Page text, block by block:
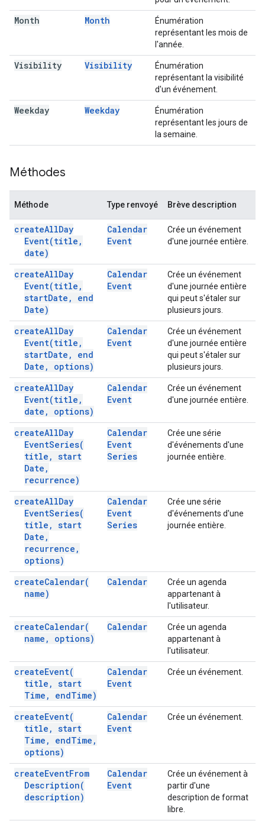
Month Month
Énumération
représentant les mois de
l'année.
Visibility Visibility
Énumération
représentant la visibilité
d'un événement.
Weekday Weekday
Énumération
représentant les jours de
la semaine.
Méthodes
Méthode Type renvoyé Brève description
createAllDay
Event(title ,
date)
Calendar
Event
Crée un événement
d'une journée entière.
createAllDay
Event(title ,
startDate ,
end
Date)
Calendar
Event
Crée un événement
d'une journée entière
qui peut s'étaler sur
plusieurs jours.
createAllDay
Event(title ,
startDate ,
end
Date , options)
Calendar
Event
Crée un événement
d'une journée entière
qui peut s'étaler sur
plusieurs jours.
createAllDay
Event(title ,
date , options)
Calendar
Event
Crée un événement
d'une journée entière.
createAllDay
EventSeries(
title , start
Date ,
recurrence)
Calendar
Event
Series
Crée une série
d'événements d'une
journée entière.
createAllDay
EventSeries(
title , start
Date ,
recurrence ,
options)
Calendar
Event
Series
Crée une série
d'événements d'une
journée entière.
createCalendar(
name)
Calendar
Crée un agenda
appartenant à
l'utilisateur.
createCalendar(
name , options)
Calendar
Crée un agenda
appartenant à
l'utilisateur.
createEvent(
title , start
Time , endTime)
Calendar
Event
Crée un événement.
createEvent(
title , start
Time , endTime ,
options)
Calendar
Event
Crée un événement.
createEventFrom
Description(
description)
Calendar
Event
Crée un événement à
partir d'une
description de format
libre.